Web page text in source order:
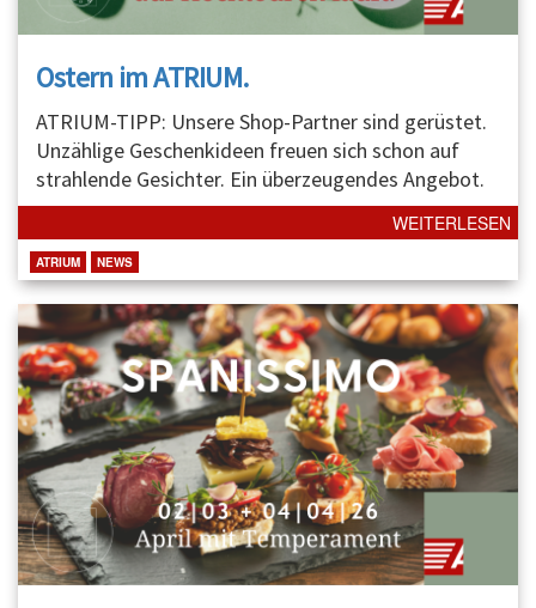
Ostern im ATRIUM.
ATRIUM-TIPP: Unsere Shop-Partner sind gerüstet.
Unzählige Geschenkideen freuen sich schon auf
strahlende Gesichter. Ein überzeugendes Angebot.
WEITERLESEN
ATRIUM NEWS